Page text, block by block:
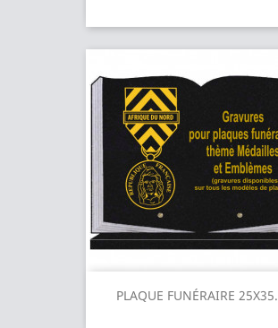
PLAQUE FUNÉRAIRE